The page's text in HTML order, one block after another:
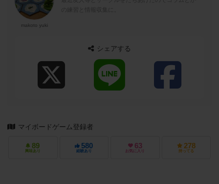
makoto yuki
シェアする
マイボードゲーム登録者
89
興味あり
580
経験あり
63
お気に入り
278
持ってる